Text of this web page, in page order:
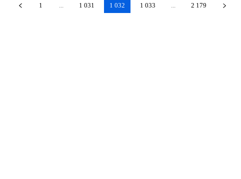
1 ... 1 031 1 032 1 033 ... 2 179